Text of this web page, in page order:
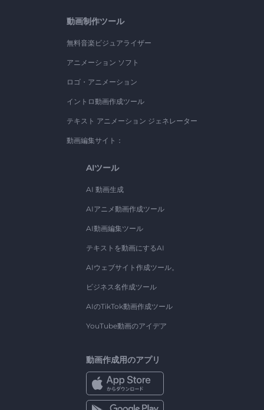
動画制作ツール
無料音楽ビジュアライザー
アニメーション ソフト
ロゴ・アニメーション
イントロ動画作成ツール
テキスト アニメーション ジェネレーター
動画編集サイト：
AIツール
AI 動画生成
AIアニメ動画作成ツール
AI動画編集ツール
テキストを動画にするAI
AIウェブサイト作成ツール。
ビジネス名作成ツール
AIのTikTok動画作成ツール
YouTube動画のアイデア
動画作成用のアプリ